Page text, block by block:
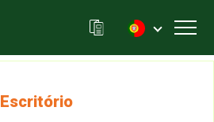
Escritório